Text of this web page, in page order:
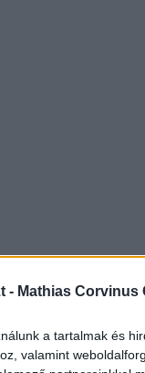
- Mathias Corvinus
a tartalmak és
valamint